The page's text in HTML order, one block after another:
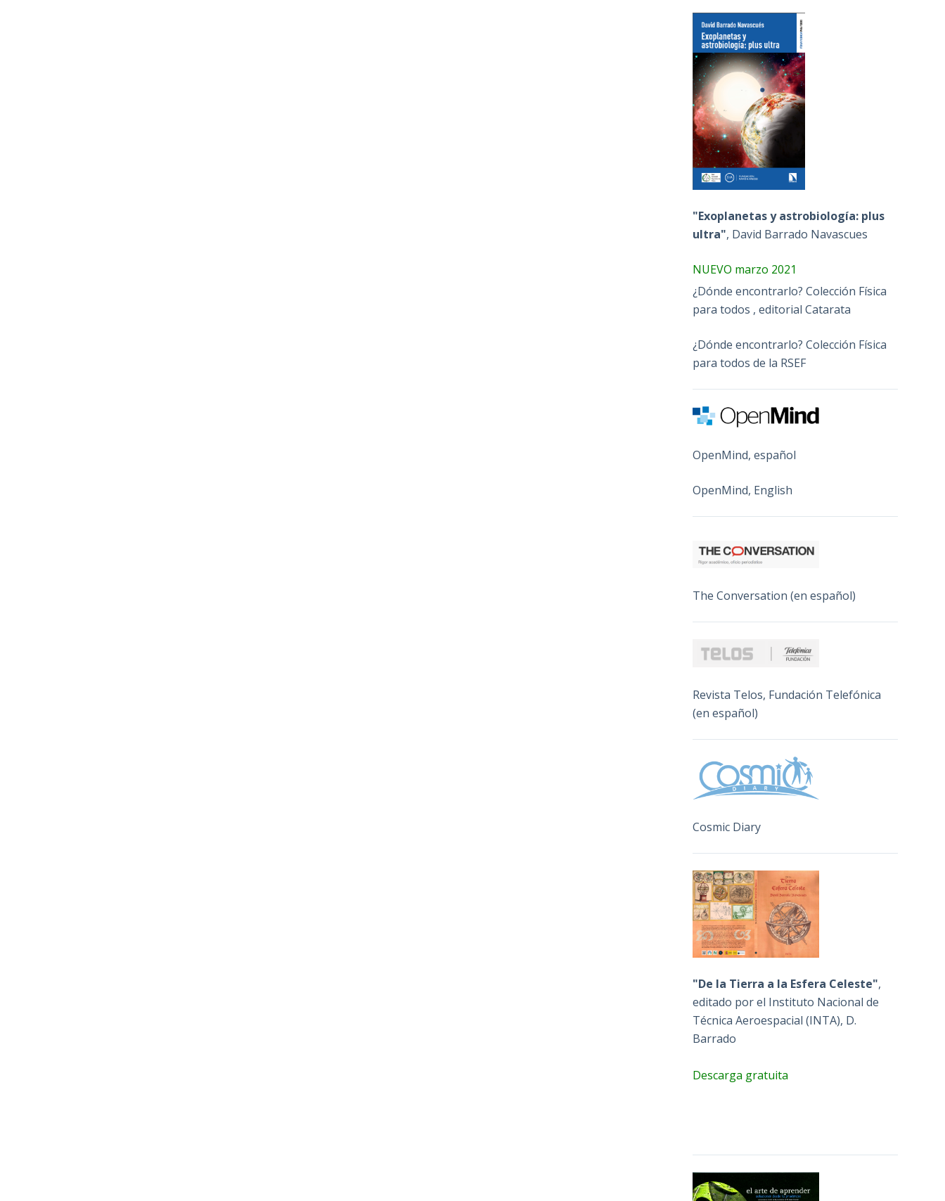
"Exoplanetas y astrobiología: plus
ultra", David Barrado Navascues
NUEVO marzo 2021
¿Dónde encontrarlo? Colección Física
para todos , editorial Catarata
¿Dónde encontrarlo? Colección Física
para todos de la RSEF
OpenMind, español
OpenMind, English
The Conversation (en español)
Revista Telos, Fundación Telefónica
(en español)
Cosmic Diary
"De la Tierra a la Esfera Celeste",
editado por el Instituto Nacional de
Técnica Aeroespacial (INTA), D.
Barrado
Descarga gratuita